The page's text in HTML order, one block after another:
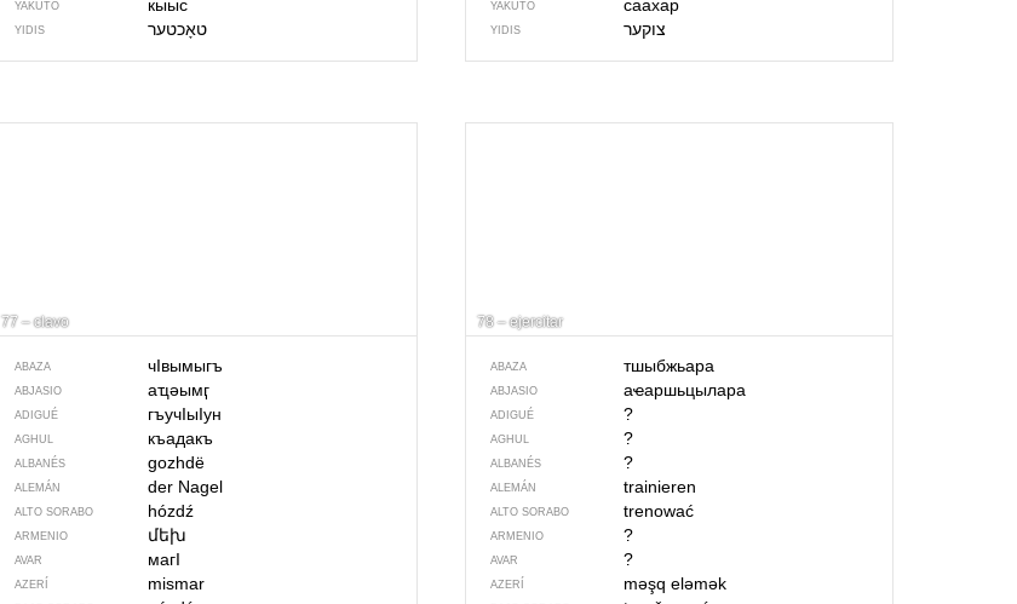
YAKUTO кыыс
YIDIS
YAKUTO саахар
YIDIS
77 – clavo
ABAZA чIвымыгъ
ABJASIO аҵәымӷ
ADIGUÉ гъучIыIун
AGHUL къадакъ
ALBANÉS gozhdë
ALEMÁN der Nagel
ALTO SORABO hózdź
ARMENIO մեխ
AVAR магI
AZERÍ mismar
78 – ejercitar
ABAZA тшыбжьара
ABJASIO аҽаршьцылара
ADIGUÉ ?
AGHUL ?
ALBANÉS ?
ALEMÁN trainieren
ALTO SORABO trenować
ARMENIO ?
AVAR ?
AZERÍ məşq eləmək